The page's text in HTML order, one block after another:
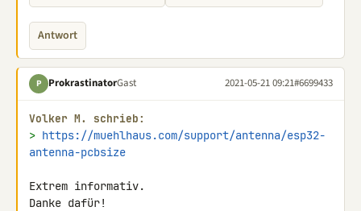
Antwort
P ProkrastinatorGast 2021-05-21 09:21#6699433
Volker M. schrieb:
> https://muehlhaus.com/support/antenna/esp32-
antenna-pcbsize
Extrem informativ.
Danke dafür!